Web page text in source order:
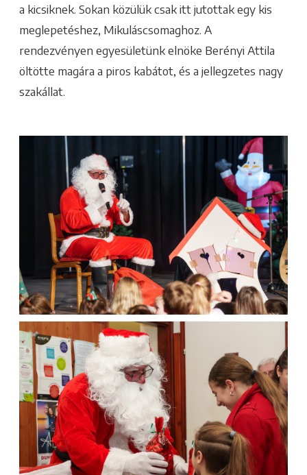
a kicsiknek. Sokan közülük csak itt jutottak egy kis
meglepetéshez, Mikuláscsomaghoz. A
rendezvényen egyesületünk elnöke Berényi Attila
öltötte magára a piros kabátot, és a jellegzetes nagy
szakállat.